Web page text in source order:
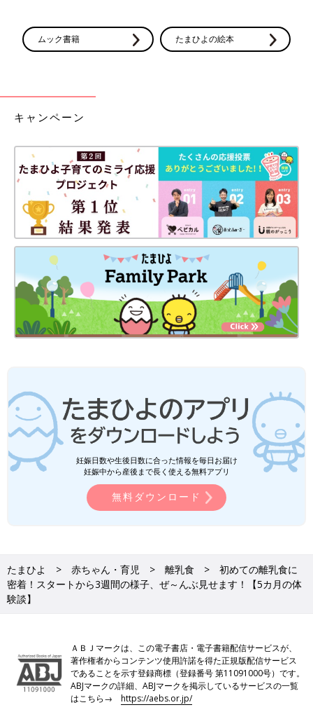
ムック書籍 たまひよの絵本
キャンペーン
妊娠日数や生後日数に合った情報を毎日お届け
妊娠中から産後まで長く使える無料アプリ
無料ダウンロード
たまひよ 赤ちゃん・育児 離乳食
初めての離乳食に
密着！スタートから3週間の様子、ぜ～んぶ見せます！【5カ月の体
験談】
ＡＢＪマークは、この電子書店・電子書籍配信サービスが、
著作権者からコンテンツ使用許諾を得た正規版配信サービス
であることを示す登録商標（登録番号 第11091000号）です。
ABJマークの詳細、ABJマークを掲示しているサービスの一覧
はこちら→https://aebs.or.jp/